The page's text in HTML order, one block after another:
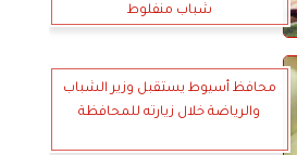
شباب منفلوط
محافظ أسيوط يستقبل وزير الشباب
والرياضة خلال زيارته للمحافظة